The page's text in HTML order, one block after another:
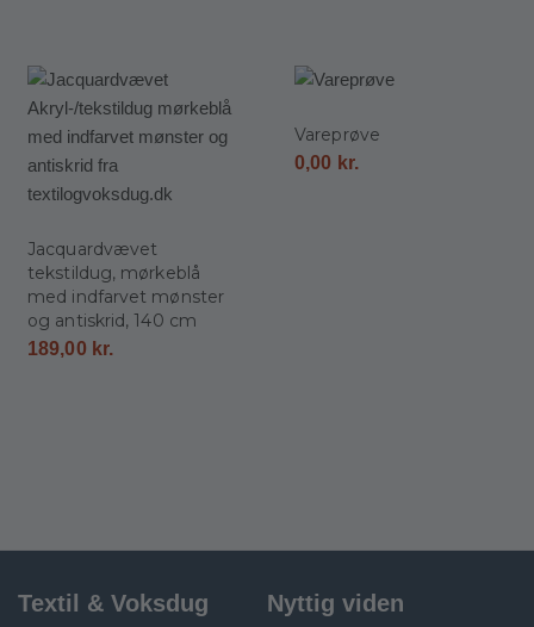
Jacquardvævet
tekstildug, mørkeblå
med indfarvet mønster
og antiskrid, 140 cm
189,00 kr.
Vareprøve
0,00 kr.
Textil & Voksdug Nyttig viden